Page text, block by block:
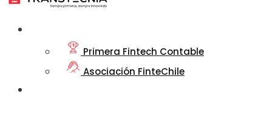
Primera Fintech Contable
Asociación FinteChile